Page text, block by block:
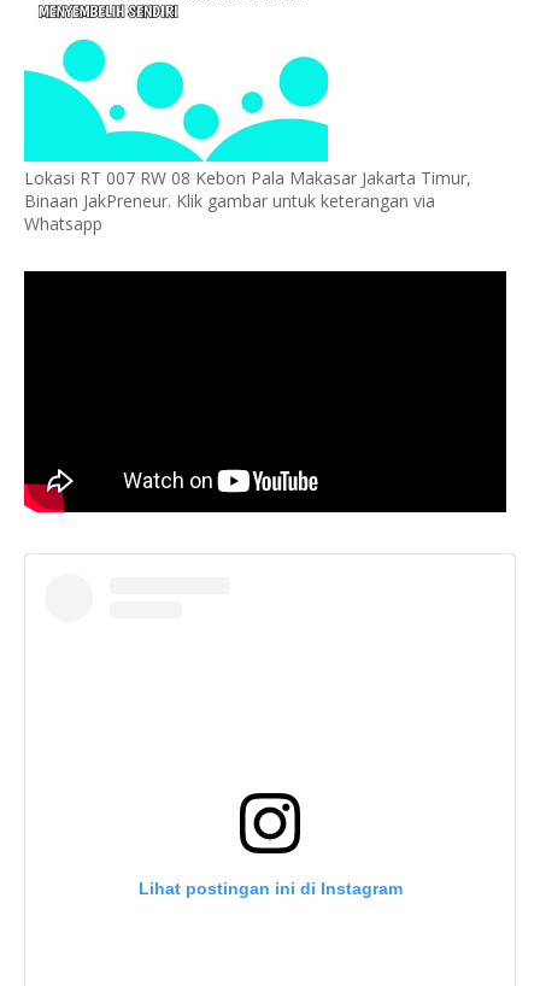
Lokasi RT 007 RW 08 Kebon Pala Makasar Jakarta Timur,
Binaan JakPreneur. Klik gambar untuk keterangan via
Whatsapp
Lihat postingan ini di Instagram